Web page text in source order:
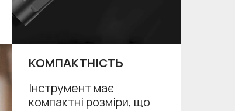
КОМПАКТНІСТЬ
Інструмент має
компактні розміри, що